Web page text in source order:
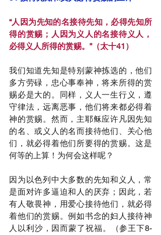
“人因为先知的名接待先知，必得先知所
得的赏赐；人因为义人的名接待义人，
必得义人所得的赏赐。”（太十41）
我们知道先知是特别蒙神拣选的，他们
多方劳碌，忠心事奉神，将来所得的赏
赐必是大的。同样，义人一生行义，遵
守律法，远离恶事，他们将来都必得着
神的赏赐。然而，主耶稣应许凡因先知
的名、或义人的名而接待他们、关心他
们，就必得着他们所要得的赏赐。这是
何等的上算！为何会这样呢？
因为以色列中大多数的先知和义人，常
是面对许多逼迫和人的厌弃；因此，若
有人敬畏神，用爱心接待他们，就必得
着他们的赏赐。例如书念的妇人接待神
人以利沙，因而蒙了祝福。（参王下8-